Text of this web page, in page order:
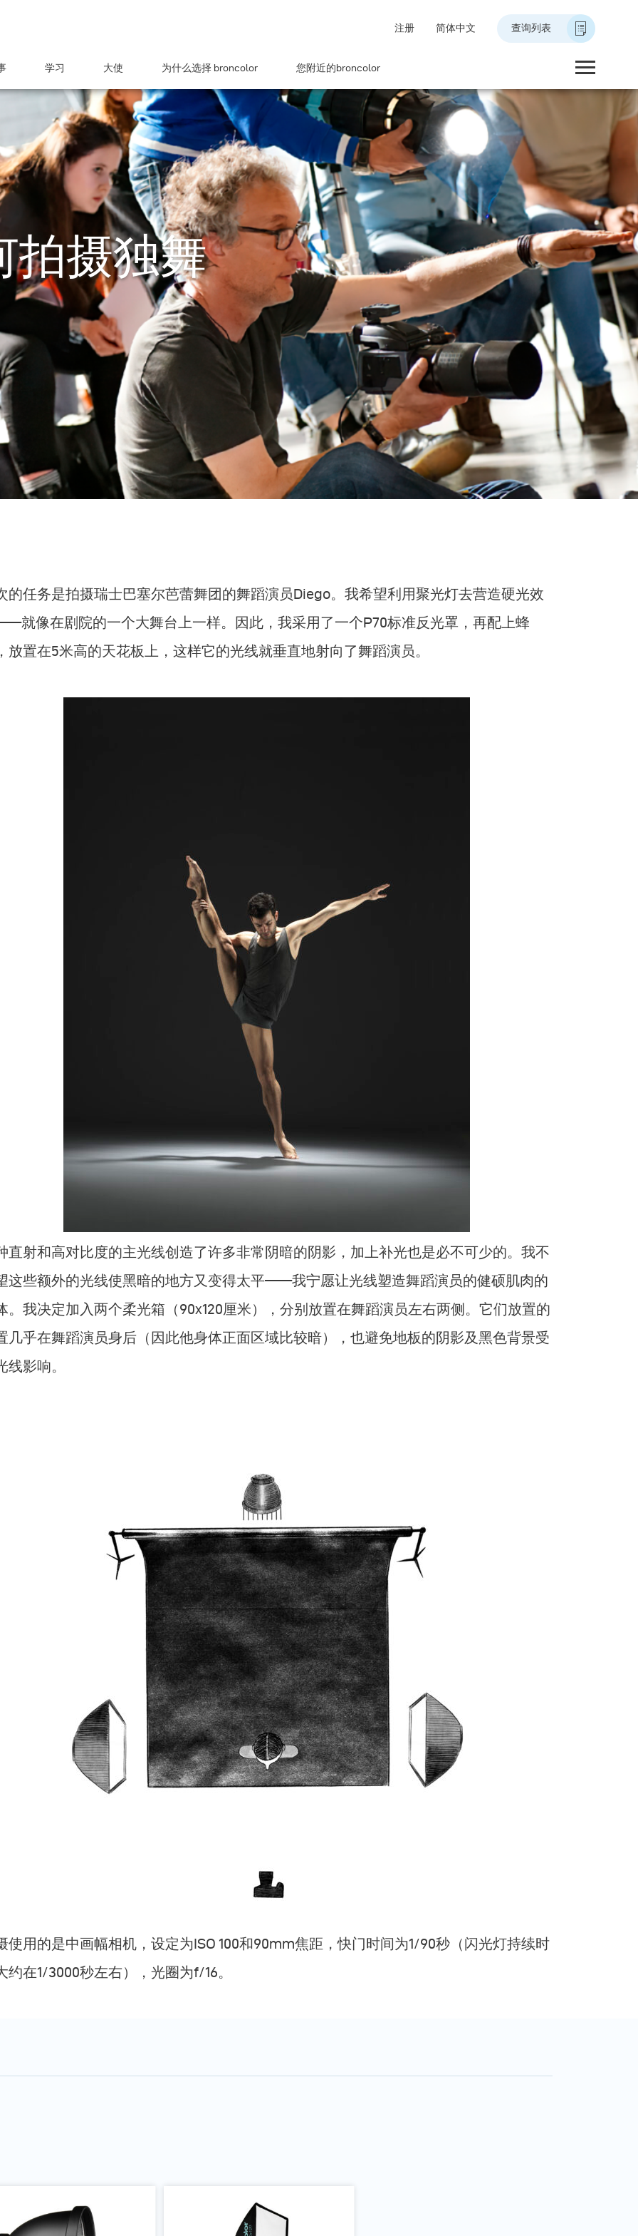
注册 简体中文 查询列表
学习 大使 为什么选择 broncolor 您附近的broncolor
拍摄独舞
的任务是拍摄瑞士巴塞尔芭蕾舞团的舞蹈演员Diego。我希望利用聚光灯去营造硬光效
就像在剧院的一个大舞台上一样。因此，我采用了一个P70标准反光罩，再配上蜂
放置在5米高的天花板上，这样它的光线就垂直地射向了舞蹈演员。
直射和高对比度的主光线创造了许多非常阴暗的阴影，加上补光也是必不可少的。我不
这些额外的光线使黑暗的地方又变得太平——我宁愿让光线塑造舞蹈演员的健硕肌肉的
。我决定加入两个柔光箱（90x120厘米），分别放置在舞蹈演员左右两侧。它们放置的
几乎在舞蹈演员身后（因此他身体正面区域比较暗），也避免地板的阴影及黑色背景受
线影响。
使用的是中画幅相机，设定为ISO 100和90mm焦距，快门时间为1/90秒（闪光灯持续时
约在1/3000秒左右），光圈为f/16。